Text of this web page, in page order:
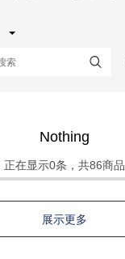
Nothing
正在显示0条，共86商品
展示更多